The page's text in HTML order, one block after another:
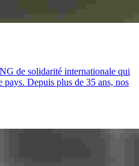
de solidarité internationale qui
pays. Depuis plus de 35 ans, nos